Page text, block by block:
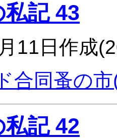
記 43
11日作成
合同蚤の
記 42